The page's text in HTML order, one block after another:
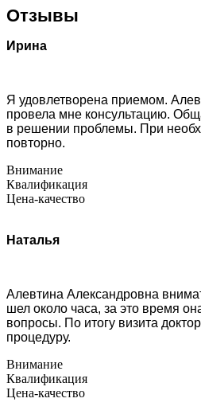
Отзывы
Ирина
Я удовлетворена приемом.
провела мне консультацию.
в решении проблемы. При
повторно.
Внимание
Квалификация
Цена-качество
Наталья
Алевтина Александровна
шел около часа, за это время
вопросы. По итогу визита
процедуру.
Внимание
Квалификация
Цена-качество